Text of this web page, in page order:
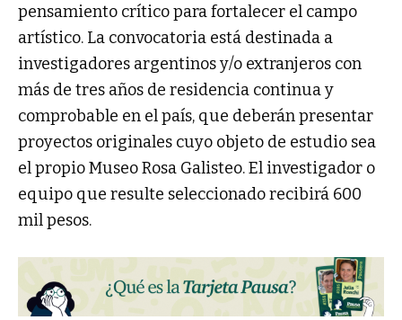
pensamiento crítico para fortalecer el campo
artístico. La convocatoria está destinada a
investigadores argentinos y/o extranjeros con
más de tres años de residencia continua y
comprobable en el país, que deberán presentar
proyectos originales cuyo objeto de estudio sea
el propio Museo Rosa Galisteo. El investigador o
equipo que resulte seleccionado recibirá 600
mil pesos.